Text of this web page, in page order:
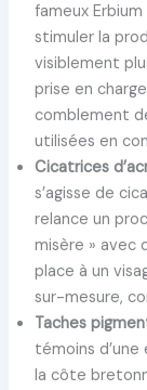
fameux
stimuler la
visiblement
prise en
comblement
utilisées en
Cicatrices
s’agisse de
relance un
misère » avec
place à un
sur-mesure,
Taches
témoins
la côte